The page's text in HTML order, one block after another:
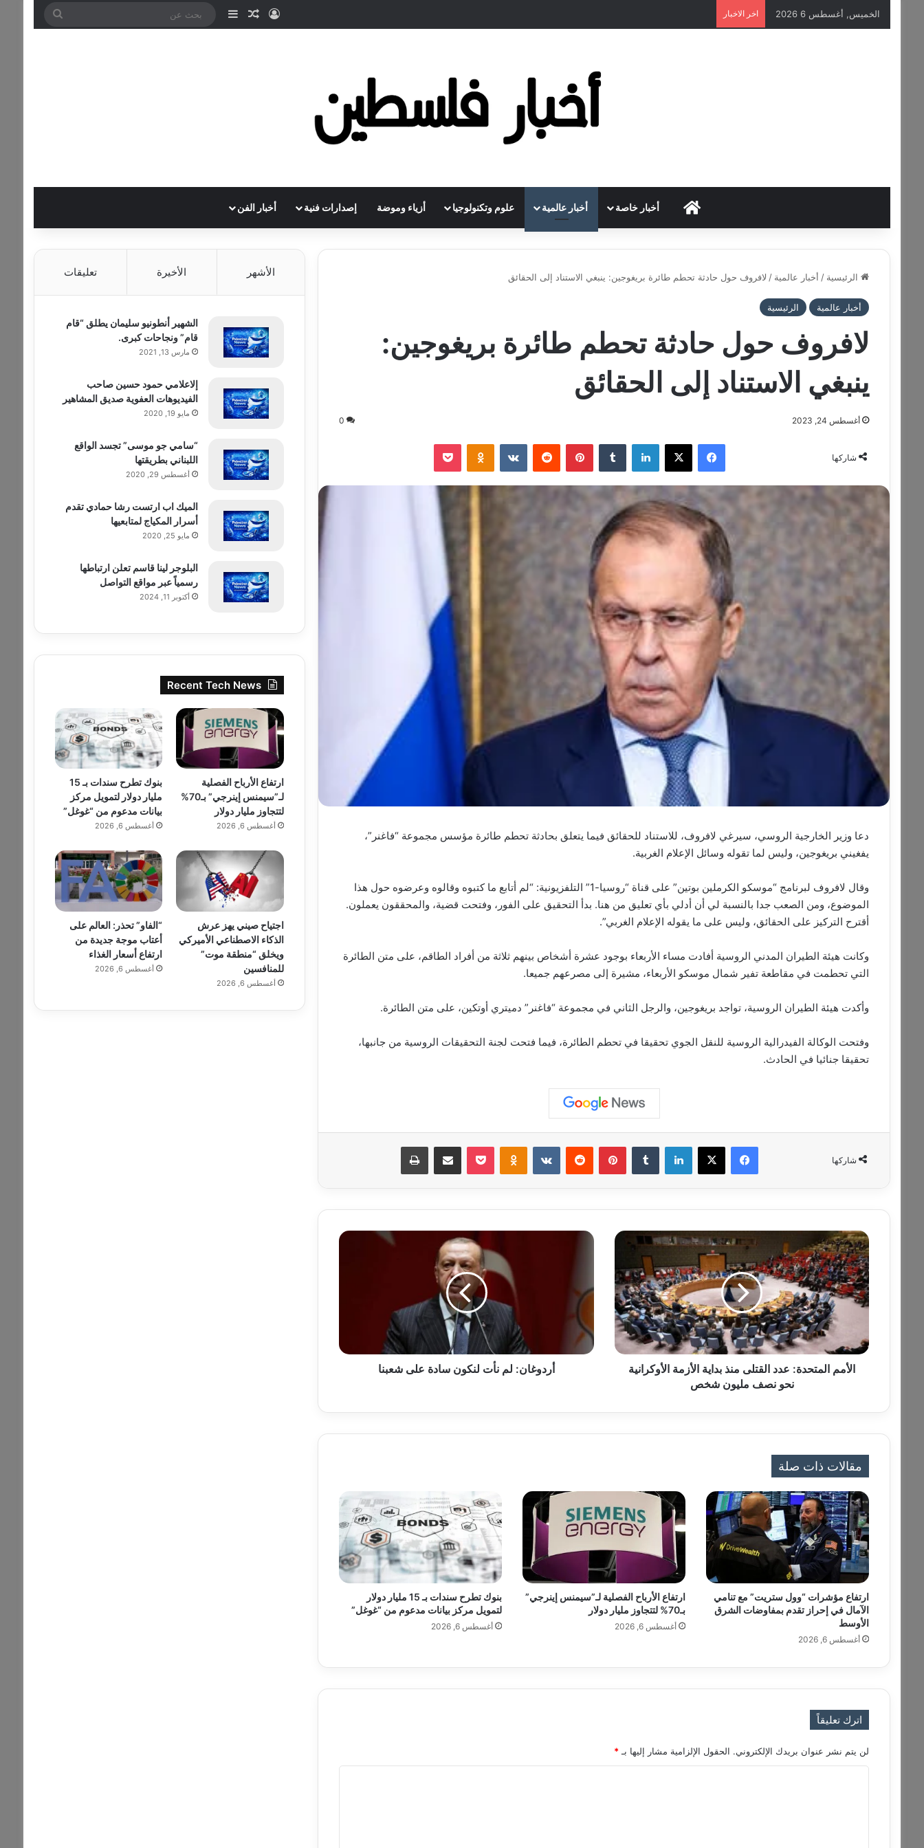
الخميس, أغسطس 6 2026 اخر الاخبار تسجيل الدخول
مقال عشوائي
إضافة عمود جانبي
HOMEأخبار خاصة أخبار عالمية علوم وتكنولوجيا أزياء وموضة إصدارات فنية أخبار الفن
الرئيسية / أخبار عالمية / لافروف حول حادثة تحطم طائرة بريغوجين: ينبغي الاستناد إلى الحقائق
أخبار عالمية الرئيسية
لافروف حول حادثة تحطم طائرة بريغوجين:
ينبغي الاستناد إلى الحقائق
أغسطس 24, 2023 0
شاركها
فيسبوك ‫X لينكدإن ‏Tumblr بينتيريست ‏Reddit
‏VKontakte
Odnoklassniki
‫Pocket
دعا وزير الخارجية الروسي، سيرغي لافروف، للاستناد للحقائق فيما يتعلق بحادثة تحطم طائرة مؤسس مجموعة “فاغنر”،
يفغيني بريغوجين، وليس لما تقوله وسائل الإعلام الغربية.
وقال لافروف لبرنامج “موسكو الكرملين بوتين” على قناة “روسيا-1” التلفزيونية: “لم أتابع ما كتبوه وقالوه وعرضوه حول هذا
الموضوع، ومن الصعب جدا بالنسبة لي أن أدلي بأي تعليق من هنا. بدأ التحقيق على الفور، وفتحت قضية، والمحققون يعملون.
أقترح التركيز على الحقائق، وليس على ما يقوله الإعلام الغربي”.
وكانت هيئة الطيران المدني الروسية أفادت مساء الأربعاء بوجود عشرة أشخاص بينهم ثلاثة من أفراد الطاقم، على متن الطائرة
التي تحطمت في مقاطعة تفير شمال موسكو الأربعاء، مشيرة إلى مصرعهم جميعا.
وأكدت هيئة الطيران الروسية، تواجد بريغوجين، والرجل الثاني في مجموعة “فاغنر” دميتري أوتكين، على متن الطائرة.
وفتحت الوكالة الفيدرالية الروسية للنقل الجوي تحقيقا في تحطم الطائرة، فيما فتحت لجنة التحقيقات الروسية من جانبها،
تحقيقا جنائيا في الحادث.
شاركها
فيسبوك ‫X لينكدإن ‏Tumblr بينتيريست ‏Reddit
‏VKontakte
Odnoklassniki
‫Pocket مشاركة عبر البريد طباعة
ا
ل
أ
م
م
ا
م
ت
:
د
ق
ت
ل
ى
م
ن
ذ
ب
د
ا
ي
ا
م
ا
الأمم المتحدة: عدد القتلى منذ بداية الأزمة الأوكرانية
نحو نصف مليون شخص
أ
غ
ن
:
ل
ت
ا
د
ع
ل
ى
ش
ع
أردوغان: لم نأت لنكون سادة على شعبنا
مقالات ذات صلة
ارتفاع مؤشرات “وول ستريت” مع تنامي
الآمال في إحراز تقدم بمفاوضات الشرق
الأوسط
أغسطس 6, 2026
ارتفاع الأرباح الفصلية لـ”سيمنس إينرجي”
بـ70% لتتجاوز مليار دولار
أغسطس 6, 2026
بنوك تطرح سندات بـ 15 مليار دولار
لتمويل مركز بيانات مدعوم من “غوغل”
أغسطس 6, 2026
اترك تعليقاً
لن يتم نشر عنوان بريدك الإلكتروني. الحقول الإلزامية مشار إليها بـ *
الأشهر الأخيرة تعليقات
الشهير أنطونيو سليمان يطلق “قام
قام” ونجاحات كبرى.
مارس 13, 2021
إلاعلامي حمود حسين صاحب
الفيديوهات العفوية صديق المشاهير
مايو 19, 2020
“سامي جو موسى” تجسد الواقع
اللبناني بطريقتها
أغسطس 29, 2020
الميك اب ارتست رشا حمادي تقدم
أسرار المكياج لمتابعيها
مايو 25, 2020
البلوجر لينا قاسم تعلن ارتباطها
رسمياً عبر مواقع التواصل
أكتوبر 11, 2024
Recent Tech News
ارتفاع الأرباح الفصلية
لـ”سيمنس إينرجي” بـ70%
لتتجاوز مليار دولار
أغسطس 6, 2026
بنوك تطرح سندات بـ 15
مليار دولار لتمويل مركز
بيانات مدعوم من “غوغل”
أغسطس 6, 2026
اجتياح صيني يهز عرش
الذكاء الاصطناعي الأميركي
ويخلق “منطقة موت”
للمنافسين
أغسطس 6, 2026
“الفاو” تحذر: العالم على
أعتاب موجة جديدة من
ارتفاع أسعار الغذاء
أغسطس 6, 2026